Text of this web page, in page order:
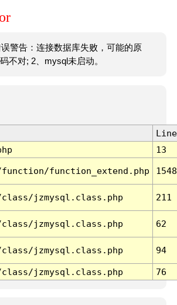
警告：连接数据库失败，可能的原
不对; 2、mysql未启动。
Line
13
function_extend.php 1548
jzmysql.class.php 211
jzmysql.class.php 62
jzmysql.class.php 94
jzmysql.class.php 76